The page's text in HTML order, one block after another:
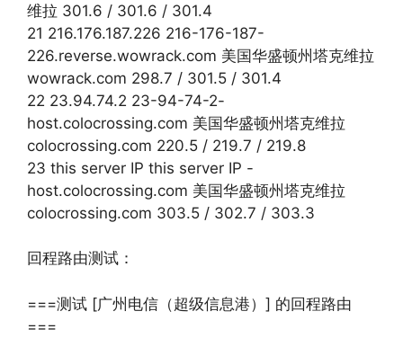
维拉 301.6 / 301.6 / 301.4
21 216.176.187.226 216-176-187-
226.reverse.wowrack.com 美国华盛顿州塔克维拉
wowrack.com 298.7 / 301.5 / 301.4
22 23.94.74.2 23-94-74-2-
host.colocrossing.com 美国华盛顿州塔克维拉
colocrossing.com 220.5 / 219.7 / 219.8
23 this server IP this server IP -
host.colocrossing.com 美国华盛顿州塔克维拉
colocrossing.com 303.5 / 302.7 / 303.3
回程路由测试：
===测试 [广州电信（超级信息港）] 的回程路由
===